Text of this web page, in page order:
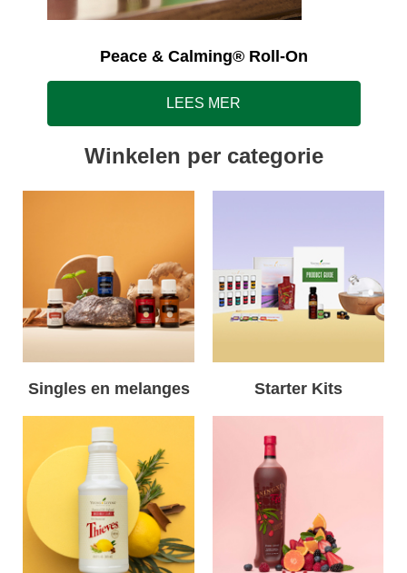
Peace & Calming® Roll-On
LEES MER
Winkelen per categorie
Singles en melanges Starter Kits